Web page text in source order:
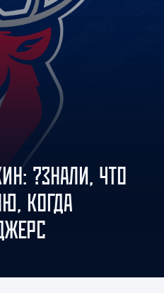
?ЗНАЛИ, ЧТО
КОГДА